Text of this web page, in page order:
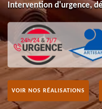
Intervention d'urgence,
VOIR NOS RÉALISATIONS